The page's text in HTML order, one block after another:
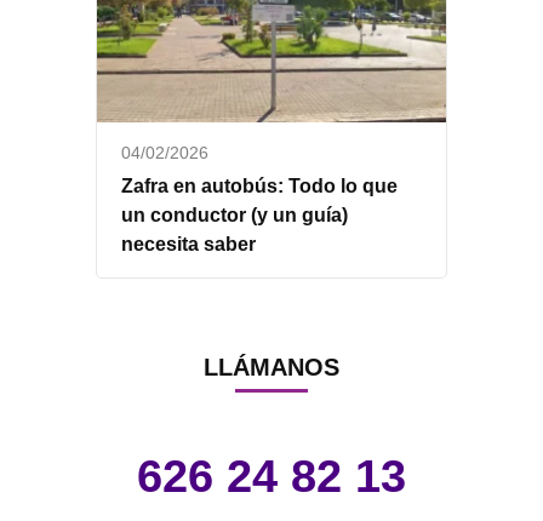
04/02/2026
Zafra en autobús: Todo lo que
un conductor (y un guía)
necesita saber
LLÁMANOS
626 24 82 13